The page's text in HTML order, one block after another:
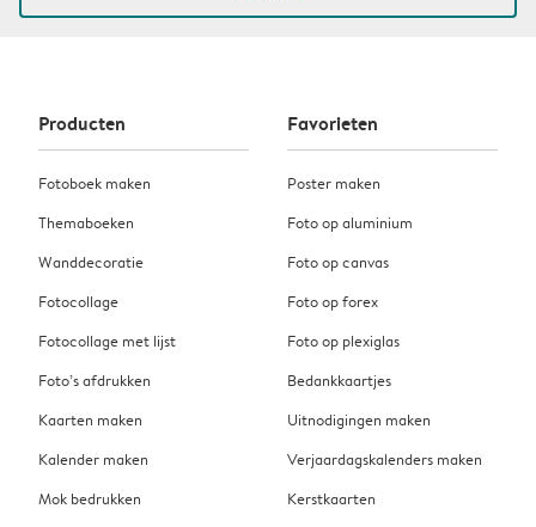
Producten
Fotoboek maken
Themaboeken
Wanddecoratie
Fotocollage
Fotocollage met lijst
Foto’s afdrukken
Kaarten maken
Kalender maken
Mok bedrukken
Favorieten
Poster maken
Foto op aluminium
Foto op canvas
Foto op forex
Foto op plexiglas
Bedankkaartjes
Uitnodigingen maken
Verjaardagskalenders maken
Kerstkaarten